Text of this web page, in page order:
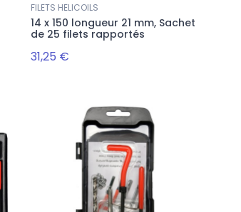
FILETS HELICOILS
14 x 150 longueur 21 mm, Sachet
de 25 filets rapportés
31,25 €